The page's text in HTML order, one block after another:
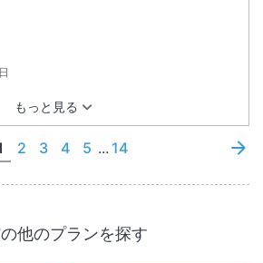
もっと見る
2 3 4 5 ... 14
の他のプランを探す